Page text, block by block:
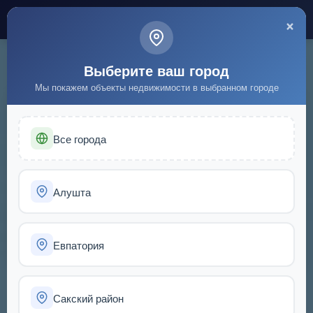
Севастополь
Недвижимость в
Выберите ваш город
Мы покажем объекты недвижимости в выбранном городе
×
Все города
Алушта
Евпатория
Сакский район